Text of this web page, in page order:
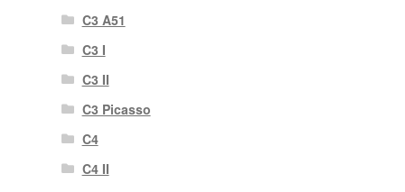
C3 A51
C3 I
C3 II
C3 Picasso
C4
C4 II